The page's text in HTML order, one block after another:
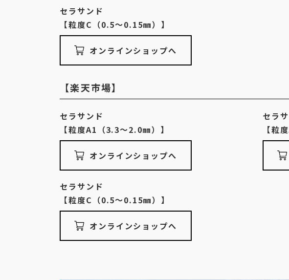
セラサンド
【粒度C（0.5〜0.15㎜）】
オンラインショップへ
【楽天市場】
セラサンド
【粒度A1（3.3〜2.0㎜）】
オンラインショップへ
セ
【粒
セラサンド
【粒度C（0.5〜0.15㎜）】
オンラインショップへ